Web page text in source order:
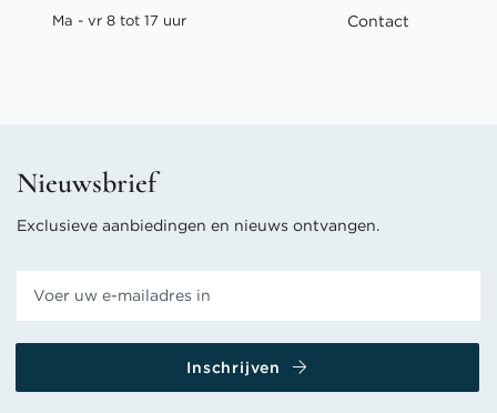
Ma - vr 8 tot 17 uur Contact
Nieuwsbrief
Exclusieve aanbiedingen en nieuws ontvangen.
Inschrijven